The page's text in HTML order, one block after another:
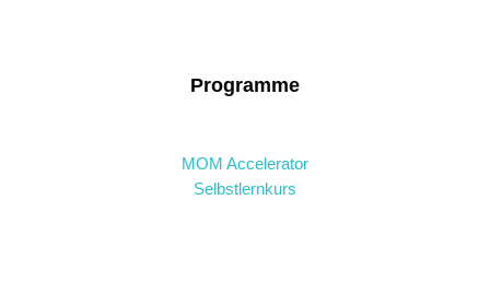
Programme
MOM Accelerator
Selbstlernkurs